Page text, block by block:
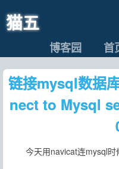
猫五
博客园 首
链接mysql数据
nect to Mysql
今天用navicat连mysql时